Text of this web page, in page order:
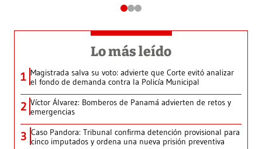
Lo más leído
1 Magistrada salva su voto: advierte que Corte evitó analizar
el fondo de demanda contra la Policía Municipal
2 Víctor Álvarez: Bomberos de Panamá advierten de retos y
emergencias
3 Caso Pandora: Tribunal confirma detención provisional para
cinco imputados y ordena una nueva prisión preventiva